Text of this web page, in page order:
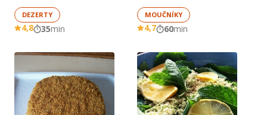
DEZERTY
4,8 35min
MOUČNÍKY
4,7 60min